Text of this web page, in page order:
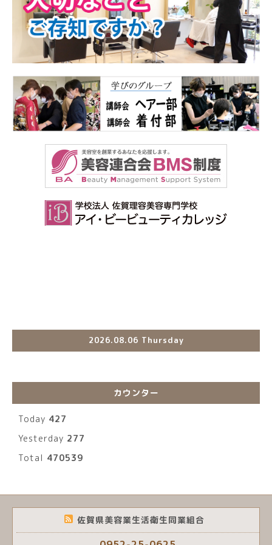
2026.08.06 Thursday
カウンター
Today 427
Yesterday 277
Total 470539
佐賀県美容業生活衛生同業組合